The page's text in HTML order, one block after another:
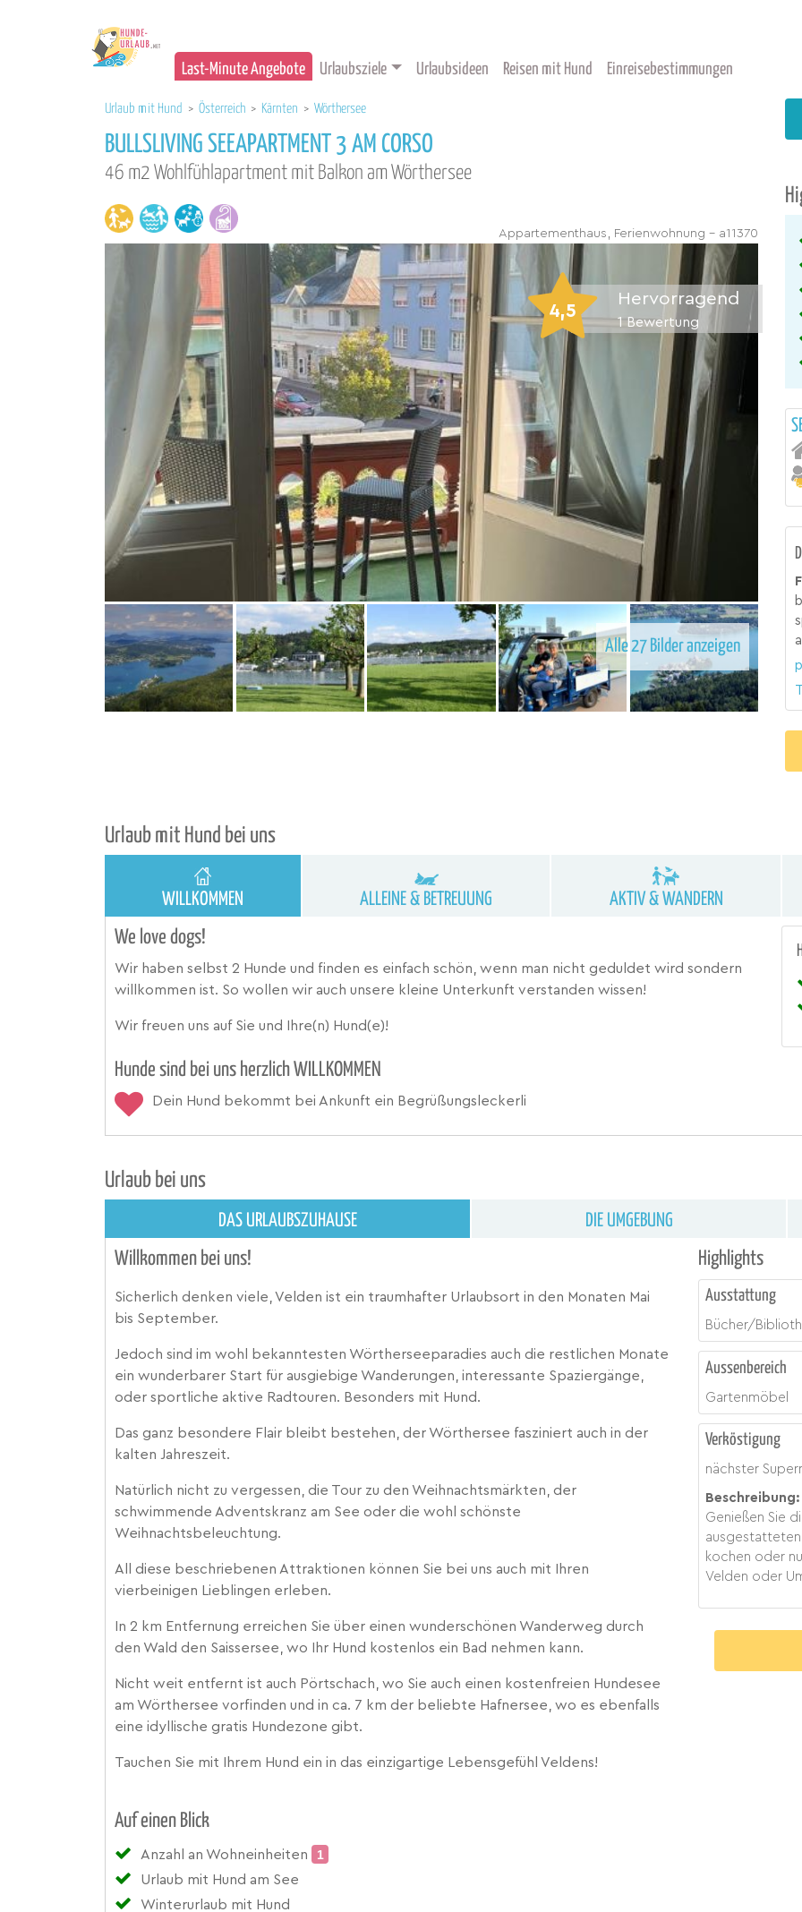
Last-Minute Angebote Urlaubsziele Urlaubsideen Reisen mit Hund Einreisebestimmungen
Urlaub mit Hund > Österreich > Kärnten > Wörthersee
BULLSLIVING SEEAPARTMENT 3 AM CORSO
46 m2 Wohlfühlapartment mit Balkon am Wörthersee
Appartementhaus, Ferienwohnung - a11370
Alle 27 Bilder anzeigen
4,5
Hervorragend
1 Bewertung
Urlaub mit Hund bei uns
WILLKOMMEN ALLEINE & BETREUUNG AKTIV & WANDERN
We love dogs!
Wir haben selbst 2 Hunde und finden es einfach schön, wenn man nicht geduldet wird sondern
willkommen ist. So wollen wir auch unsere kleine Unterkunft verstanden wissen!
Wir freuen uns auf Sie und Ihre(n) Hund(e)!
Hunde sind bei uns herzlich WILLKOMMEN
Dein Hund bekommt bei Ankunft ein Begrüßungsleckerli
Urlaub bei uns
DAS URLAUBSZUHAUSE DIE UMGEBUNG
Willkommen bei uns!
Sicherlich denken viele, Velden ist ein traumhafter Urlaubsort in den Monaten Mai
bis September.
Jedoch sind im wohl bekanntesten Wörtherseeparadies auch die restlichen Monate
ein wunderbarer Start für ausgiebige Wanderungen, interessante Spaziergänge,
oder sportliche aktive Radtouren. Besonders mit Hund.
Das ganz besondere Flair bleibt bestehen, der Wörthersee fasziniert auch in der
kalten Jahreszeit.
Natürlich nicht zu vergessen, die Tour zu den Weihnachtsmärkten, der
schwimmende Adventskranz am See oder die wohl schönste
Weihnachtsbeleuchtung.
All diese beschriebenen Attraktionen können Sie bei uns auch mit Ihren
vierbeinigen Lieblingen erleben.
In 2 km Entfernung erreichen Sie über einen wunderschönen Wanderweg durch
den Wald den Saissersee, wo Ihr Hund kostenlos ein Bad nehmen kann.
Nicht weit entfernt ist auch Pörtschach, wo Sie auch einen kostenfreien Hundesee
am Wörthersee vorfinden und in ca. 7 km der beliebte Hafnersee, wo es ebenfalls
eine idyllische gratis Hundezone gibt.
Tauchen Sie mit Ihrem Hund ein in das einzigartige Lebensgefühl Veldens!
Auf einen Blick
Anzahl an Wohneinheiten
1
Urlaub mit Hund am See
Winterurlaub mit Hund
Highlights
Ausstattung
Bücher/
Aussenbereich
Gartenmöbel
Verköstigung
nächster
Beschreibung:
Genießen Sie
ausgestatteten
kochen oder
Velden oder